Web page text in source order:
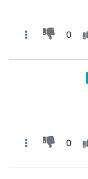
0
0